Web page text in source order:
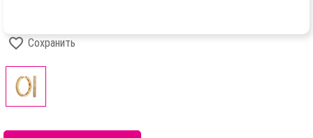
Сохранить